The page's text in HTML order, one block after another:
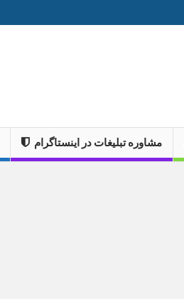
مشاوره تبلیغات در اینستاگرام